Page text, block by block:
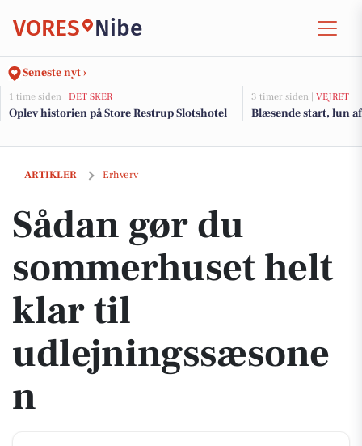
VORES Nibe
Seneste nyt ›
1 time siden | DET SKER
Oplev historien på Store Restrup Slotshotel
3 timer siden | VEJRET
Blæsende start, lun
ARTIKLER Erhverv
Sådan gør du sommerhuset helt klar til udlejningssæsonen
Sådan gør du
sommerhuset helt
klar til
udlejningssæsone
n